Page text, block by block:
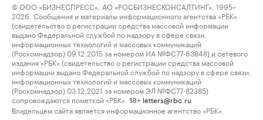
© ООО «БИЗНЕСПРЕСС», АО «РОСБИЗНЕСКОНСАЛТИНГ», 1995–
2026. Сообщения и материалы информационного агентства «РБК»
(свидетельство о регистрации средства массовой информации
выдано Федеральной службой по надзору в сфере связи,
информационных технологий и массовых коммуникаций
(Роскомнадзор) 09.12.2015 за номером ИА №ФС77-63848) и сетевого
издания «РБК» (свидетельство о регистрации средства массовой
информации выдано Федеральной службой по надзору в сфере связи,
информационных технологий и массовых коммуникаций
(Роскомнадзор) 03.12.2021 за номером ЭЛ №ФС77-82385)
сопровождаются пометкой «РБК».
18+ letters@rbc.ru
Владельцем сайта является информационное агентство «РБК».